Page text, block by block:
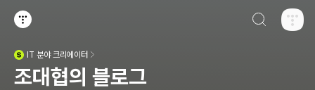
IT 분야 크리에이터
조대협의 블로그